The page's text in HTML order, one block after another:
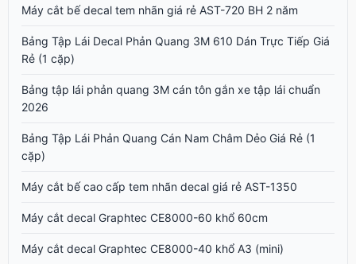
Máy cắt bế decal tem nhãn giá rẻ AST-720 BH 2 năm
Bảng Tập Lái Decal Phản Quang 3M 610 Dán Trực Tiếp Giá
Rẻ (1 cặp)
Bảng tập lái phản quang 3M cán tôn gắn xe tập lái chuẩn
2026
Bảng Tập Lái Phản Quang Cán Nam Châm Dẻo Giá Rẻ (1
cặp)
Máy cắt bế cao cấp tem nhãn decal giá rẻ AST-1350
Máy cắt decal Graphtec CE8000-60 khổ 60cm
Máy cắt decal Graphtec CE8000-40 khổ A3 (mini)